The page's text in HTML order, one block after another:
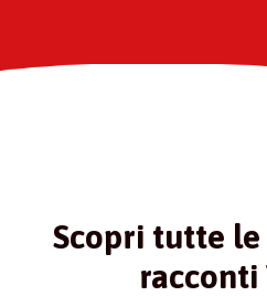
Scopri tutte
racconti